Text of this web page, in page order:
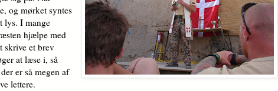
og mørket syntes
lys. I mange
hjælpe med
skrive et brev
at læse i, så
er så megen af
lettere.